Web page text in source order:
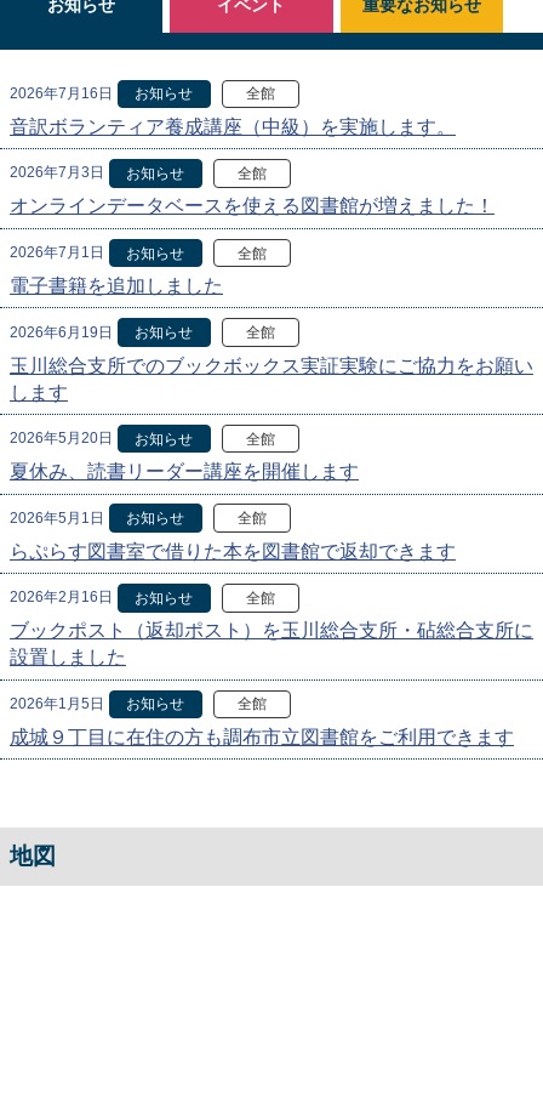
お知らせ
2026年7月16日 お知らせ 全館
音訳ボランティア養成講座（中級）を実施します。
2026年7月3日 お知らせ 全館
オンラインデータベースを使える図書館が増えました！
2026年7月1日 お知らせ 全館
電子書籍を追加しました
2026年6月19日 お知らせ 全館
玉川総合支所でのブックボックス実証実験にご協力をお願い
します
2026年5月20日 お知らせ 全館
夏休み、読書リーダー講座を開催します
2026年5月1日 お知らせ 全館
らぷらす図書室で借りた本を図書館で返却できます
2026年2月16日 お知らせ 全館
ブックポスト（返却ポスト）を玉川総合支所・砧総合支所に
設置しました
2026年1月5日 お知らせ 全館
成城９丁目に在住の方も調布市立図書館をご利用できます
イベント 重要なお知らせ
地図